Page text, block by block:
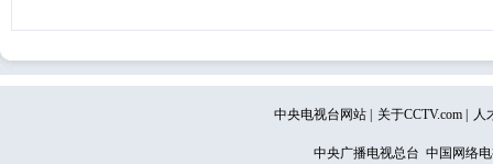
中央电视台网站 关于CCTV.com 人
中央广播电视总台 中国网络